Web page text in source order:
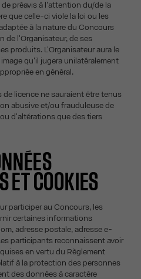
préavis à l'attention du/de la
que celle-ci viole la loi ou les
à la nature du Concours
de l'Organisateur, de ses
produits. L'Organisateur aura le
qu'il jugera unilatéralement
en général.
licence ne sauraient être tenus
abusive et/ou frauduleuse de
d'altérations que des tiers
ET COOKIES
participer au Concours, les
certaines informations
adresse postale, adresse e-
participants reconnaissent avoir
en vertu du Règlement
à la protection des personnes
des données à caractère